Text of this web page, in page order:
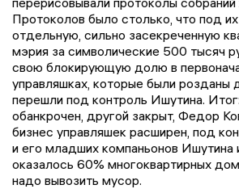
Протоколов было столько, что под
отдельную, сильно засекреченную
мэрия за символические 500 тысяч
свою блокирующую долю в
управляшках, которые были розданы
перешли под контроль Ишутина.
обанкрочен, другой закрыт, Федор
бизнес управляшек расширен, под
и его младших компаньонов Ишутина
оказалось 60% многоквартирных
надо вывозить мусор.